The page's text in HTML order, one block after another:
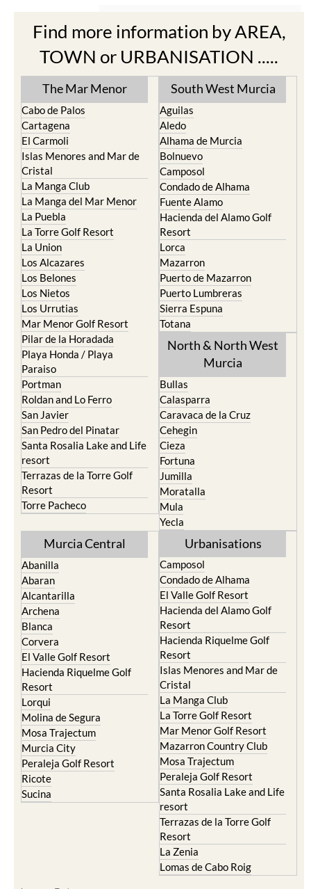
Find more information by AREA,
TOWN or URBANISATION .....
The Mar Menor
Cabo de Palos
Cartagena
El Carmoli
Islas Menores and Mar de
Cristal
La Manga Club
La Manga del Mar Menor
La Puebla
La Torre Golf Resort
La Union
Los Alcazares
Los Belones
Los Nietos
Los Urrutias
Mar Menor Golf Resort
Pilar de la Horadada
Playa Honda / Playa
Paraiso
Portman
Roldan and Lo Ferro
San Javier
San Pedro del Pinatar
Santa Rosalia Lake and Life
resort
Terrazas de la Torre Golf
Resort
Torre Pacheco
South West Murcia
Aguilas
Aledo
Alhama de Murcia
Bolnuevo
Camposol
Condado de Alhama
Fuente Alamo
Hacienda del Alamo Golf
Resort
Lorca
Mazarron
Puerto de Mazarron
Puerto Lumbreras
Sierra Espuna
Totana
North & North West
Murcia
Bullas
Calasparra
Caravaca de la Cruz
Cehegin
Cieza
Fortuna
Jumilla
Moratalla
Mula
Yecla
Murcia Central
Abanilla
Abaran
Alcantarilla
Archena
Blanca
Corvera
El Valle Golf Resort
Hacienda Riquelme Golf
Resort
Lorqui
Molina de Segura
Mosa Trajectum
Murcia City
Peraleja Golf Resort
Ricote
Sucina
Urbanisations
Camposol
Condado de Alhama
El Valle Golf Resort
Hacienda del Alamo Golf
Resort
Hacienda Riquelme Golf
Resort
Islas Menores and Mar de
Cristal
La Manga Club
La Torre Golf Resort
Mar Menor Golf Resort
Mazarron Country Club
Mosa Trajectum
Peraleja Golf Resort
Santa Rosalia Lake and Life
resort
Terrazas de la Torre Golf
Resort
La Zenia
Lomas de Cabo Roig